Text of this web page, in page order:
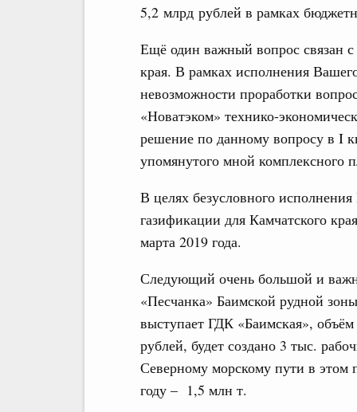
5,2 млрд рублей в рамках
Ещё один важный вопрос связан с
края. В рамках исполнения
невозможности проработки
«Новатэком» технико-
решение по данному вопросу в I
упомянутого мной комплексного
В целях безусловного
газификации для Камчатского
марта 2019 года.
Следующий очень большой и
«Песчанка» Баимской рудной
выступает ГДК «Баимская»,
рублей, будет создано 3 тыс.
Северному морскому пути в этом
году – 1,5 млн т.